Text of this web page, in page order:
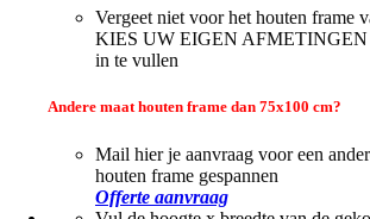
Vergeet niet voor het houten frame
KIES UW EIGEN AFMETINGEN
in te vullen
Andere maat houten frame dan 75x100 cm?
Mail hier je aanvraag voor een
houten frame gespannen
Offerte aanvraag